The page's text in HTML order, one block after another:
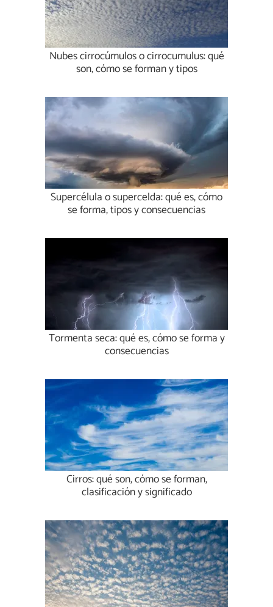
Nubes cirrocúmulos o cirrocumulus: qué
son, cómo se forman y tipos
Supercélula o supercelda: qué es, cómo
se forma, tipos y consecuencias
Tormenta seca: qué es, cómo se forma y
consecuencias
Cirros: qué son, cómo se forman,
clasificación y significado